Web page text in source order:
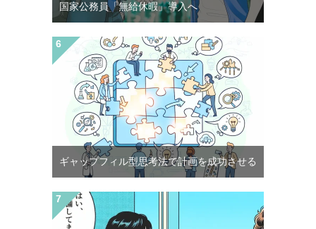
国家公務員「無給休暇」導入へ
ギャップフィル型思考法で計画を成功させる